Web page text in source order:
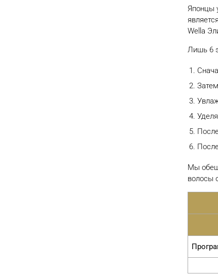
Японцы
Wella
Лишь 6
Мы
волосы